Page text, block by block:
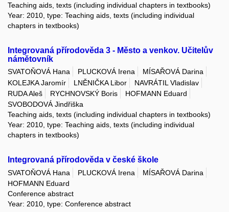
Teaching aids, texts (including individual chapters in textbooks)
Year: 2010, type: Teaching aids, texts (including individual
chapters in textbooks)
Integrovaná přírodověda 3 - Město a venkov. Učitelův
námětovník
SVATOŇOVÁ Hana PLUCKOVÁ Irena
MÍSAŘOVÁ Darina
KOLEJKA Jaromír
LNĚNIČKA Libor
NAVRÁTIL Vladislav
RUDA Aleš
RYCHNOVSKÝ Boris
HOFMANN Eduard
SVOBODOVÁ Jindřiška
Teaching aids, texts (including individual chapters in textbooks)
Year: 2010, type: Teaching aids, texts (including individual
chapters in textbooks)
Integrovaná přírodověda v české škole
SVATOŇOVÁ Hana PLUCKOVÁ Irena
MÍSAŘOVÁ Darina
HOFMANN Eduard
Conference abstract
Year: 2010, type: Conference abstract